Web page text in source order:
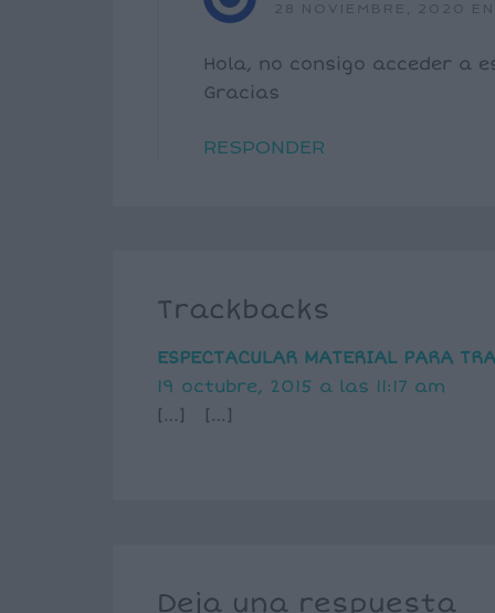
28 NOVIEMBRE, 2020
Hola, no consigo acceder a
Gracias
RESPONDER
Trackbacks
ESPECTACULAR MATERIAL PARA
19 octubre, 2015 a las 11:17 am
[…] […]
Deja una respuesta